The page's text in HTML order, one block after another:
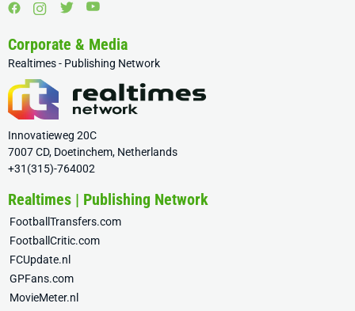
Corporate & Media
Realtimes - Publishing Network
Innovatieweg 20C
7007 CD, Doetinchem, Netherlands
+31(315)-764002
Realtimes | Publishing Network
FootballTransfers.com
FootballCritic.com
FCUpdate.nl
GPFans.com
MovieMeter.nl